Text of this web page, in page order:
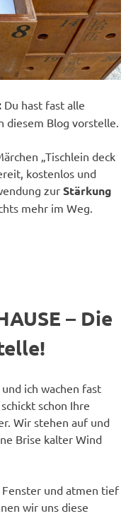
Du hast fast alle
diesem Blog vorstelle.
„Tischlein deck
kostenlos und
zur Stärkung
mehr im Weg.
– Die
ich wachen fast
schon Ihre
Wir stehen auf und
Brise kalter Wind
und atmen tief
wir uns diese